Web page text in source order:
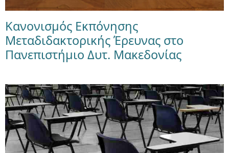
Κανονισμός Εκπόνησης
Μεταδιδακτορικής Έρευνας στο
Πανεπιστήμιο Δυτ. Μακεδονίας